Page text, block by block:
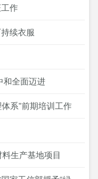
作
续衣服
和全面迈进
系”前期培训工作
生产基地项目